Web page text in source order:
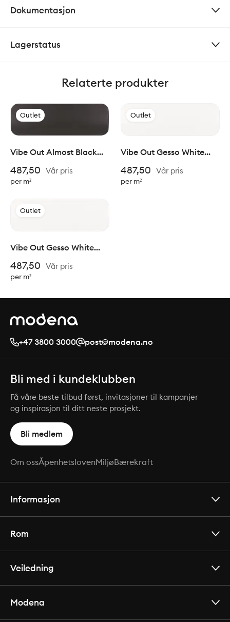
Dokumentasjon
Lagerstatus
Relaterte produkter
Outlet
Vibe Out Almost Black
487,50 Vår pris
per m²
Outlet
Vibe Out Gesso White
487,50 Vår pris
per m²
Outlet
Vibe Out Gesso White
487,50 Vår pris
per m²
+47 3800 3000 post@modena.no
Bli med i kundeklubben
Få våre beste tilbud først, invitasjoner til kampanjer
og inspirasjon til ditt neste prosjekt.
Bli medlem
Om ossÅpenhetslovenMiljøBærekraft
Informasjon
Rom
Veiledning
Modena